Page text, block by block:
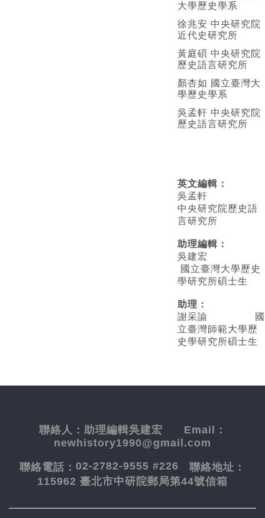
大學歷史學系
徐兆安 中央研究院
近代史研究所
黃庭碩 中央研究院
歷史語言研究所
顏杏如 國立臺灣大
學歷史學系
吳孟軒 中央研究院
歷史語言研究所
英文編輯 ：
吳孟軒
中央研究院歷史語
言研究所
助理編輯：
吳建宏
國立臺灣大學歷史
學研究所碩士生
助理：
謝采諭
國
立臺灣師範大學歷
史學研究所碩士生
聯絡人： 助理編輯吳建宏 Email：
newhistory1990@gmail.com
聯絡電話： 02-2782-9555 #226 聯絡地址：
115962 臺北市中研院郵局第44號信箱